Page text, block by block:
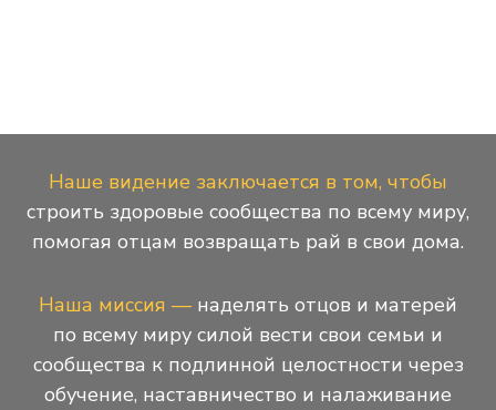
Наше видение заключается в том, чтобы
строить здоровые сообщества по всему миру,
помогая отцам возвращать рай в свои дома.
Наша миссия — наделять отцов и матерей
по всему миру силой вести свои семьи и
сообщества к подлинной целостности через
обучение, наставничество и налаживание